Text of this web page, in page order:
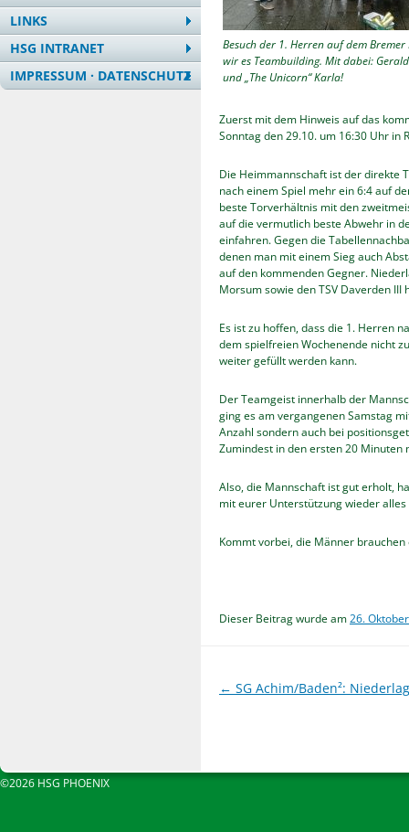
LINKS
HSG INTRANET
IMPRESSUM · DATENSCHUTZ
Besuch der 1. Herren auf dem
wir es Teambuilding. Mit dabei:
und „The Unicorn“ Karla!
Zuerst mit dem Hinweis auf das
Sonntag den 29.10. um 16:30 Uhr
Die Heimmannschaft ist der direkte
nach einem Spiel mehr ein 6:4 auf
beste Torverhältnis mit den
auf die vermutlich beste Abwehr in
einfahren. Gegen die
denen man mit einem Sieg auch
auf den kommenden Gegner.
Morsum sowie den TSV Daverden III
Es ist zu hoffen, dass die 1. Herren
dem spielfreien Wochenende nicht
weiter gefüllt werden kann.
Der Teamgeist innerhalb der
ging es am vergangenen Samstag
Anzahl sondern auch bei
Zumindest in den ersten 20
Also, die Mannschaft ist gut erholt,
mit eurer Unterstützung wieder
Kommt vorbei, die Männer brauchen
Dieser Beitrag wurde am26.
Beitragsnavigation
← SG Achim/Baden²:
©2026 HSG PHOENIX